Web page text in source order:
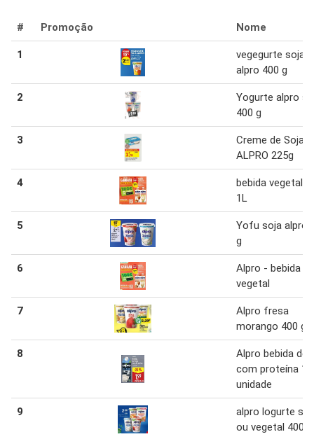
# Promoção Nome
1
vegegurte soja
alpro 400 g
2
Yogurte alpro
400 g
3
Creme de Soja
ALPRO 225g
4
bebida vegetal
1L
5
Yofu soja alpro
g
6
Alpro - bebida
vegetal
7
Alpro fresa
morango 400 g
8
Alpro bebida de
com proteína 1 l
unidade
9
alpro logurte
ou vegetal 400 g